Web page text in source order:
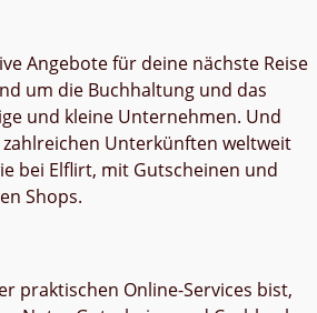
Angebote für deine nächste Reise
um die Buchhaltung und das
und kleine Unternehmen. Und
Unterkünften weltweit
bei Elflirt, mit Gutscheinen und
Shops.
praktischen Online-Services bist,